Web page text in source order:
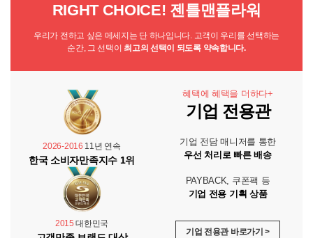
RIGHT CHOICE! 젠틀맨플라워
우리가 전하고 싶은 메세지는 단 하나입니다. 고객이 우리를 선택하는
순간, 그 선택이 최고의 선택이 되도록 약속합니다.
2026-2016 11년 연속
한국 소비자만족지수 1위
2015 대한민국
혜택에 혜택을 더하다+
기업 전용관
기업 전담 매니저를 통한
우선 처리로 빠른 배송
PAYBACK, 쿠폰팩 등
기업 전용 기획 상품
기업 전용관 바로가기 >